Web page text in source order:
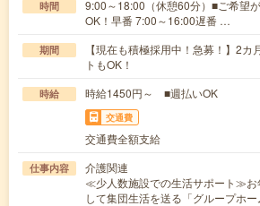
時間
9:00～18:00（休憩60分）■ご希望
OK！早番 7:00～16:00遅番 …
期間
【現在も積極採用中！急募！】2
トもOK！
時給 時給1450円～ ■週払いOK
交通費
交通費全額支給
仕事内容
介護関連
≪少人数施設での生活サポート≫お
して集団生活を送る「グループホ